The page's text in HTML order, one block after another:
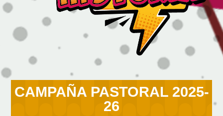
CAMPAÑA PASTORAL 2025-
26